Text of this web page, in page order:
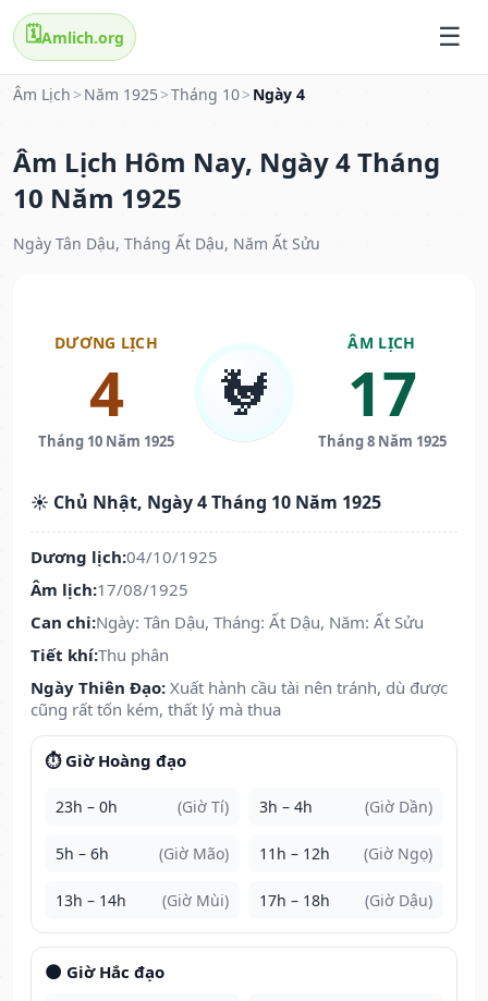
🗓️Amlich.org
Âm Lịch > Năm 1925 >Tháng 10> Ngày 4
Âm Lịch Hôm Nay, Ngày 4 Tháng
10 Năm 1925
Ngày Tân Dậu, Tháng Ất Dậu, Năm Ất Sửu
DƯƠNG LỊCH
4
Tháng 10 Năm 1925
🐓
ÂM LỊCH
17
Tháng 8 Năm 1925
☀️ Chủ Nhật, Ngày 4 Tháng 10 Năm 1925
Dương lịch:04/10/1925
Âm lịch:17/08/1925
Can chi:Ngày: Tân Dậu, Tháng: Ất Dậu, Năm: Ất Sửu
Tiết khí:Thu phân
Ngày Thiên Đạo: Xuất hành cầu tài nên tránh, dù được
cũng rất tốn kém, thất lý mà thua
⏱️ Giờ Hoàng đạo
23h – 0h (Giờ Tí) 3h – 4h (Giờ Dần)
5h – 6h (Giờ Mão) 11h – 12h (Giờ Ngọ)
13h – 14h (Giờ Mùi) 17h – 18h (Giờ Dậu)
🌑 Giờ Hắc đạo